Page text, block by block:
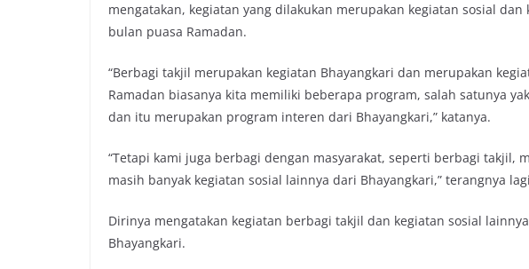
mengatakan, kegiatan yang dilakukan merupakan kegiatan sosial
bulan puasa Ramadan.
“Berbagi takjil merupakan kegiatan Bhayangkari dan merupakan
Ramadan biasanya kita memiliki beberapa program, salah satunya
dan itu merupakan program interen dari Bhayangkari,” katanya.
“Tetapi kami juga berbagi dengan masyarakat, seperti berbagi takjil,
masih banyak kegiatan sosial lainnya dari Bhayangkari,” terangnya
Dirinya mengatakan kegiatan berbagi takjil dan kegiatan sosial
Bhayangkari.